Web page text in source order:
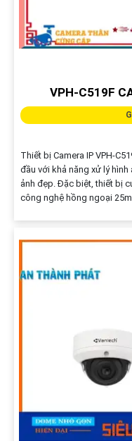
VPH-C519F
Thiết bị Camera IP VPH-
đầu với khả năng xử lý
ảnh đẹp. Đặc biệt, thiết bị
công nghệ hồng ngoại 25m